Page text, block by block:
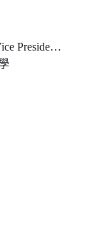
Lucent, (Nokia) U.S.A.